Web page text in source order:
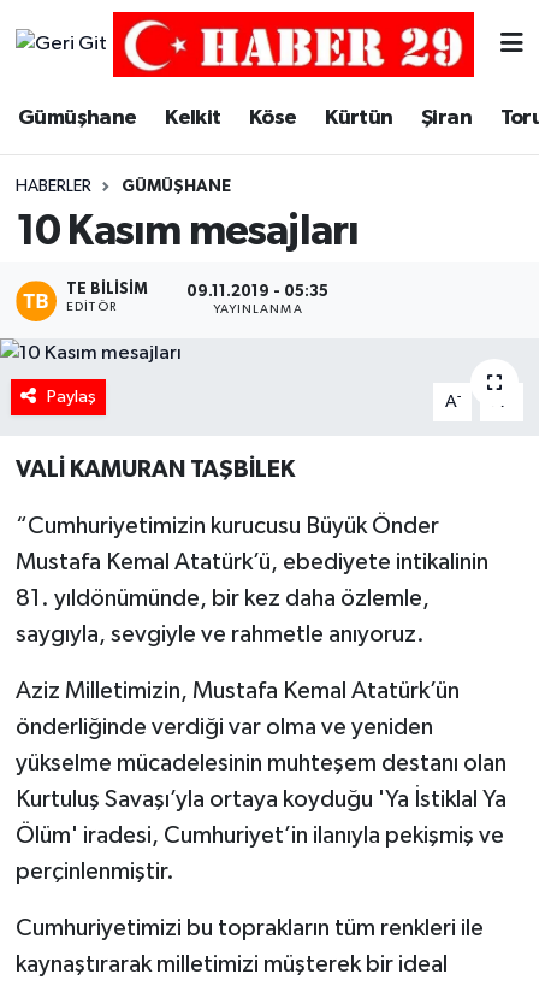
Gümüşhane Kelkit Köse Kürtün Şiran
HABERLER GÜMÜŞHANE
10 Kasım mesajları
TE BILISIM
EDITÖR
09.11.2019 - 05:35
YAYINLANMA
Paylaş A- A
VALİ KAMURAN TAŞBİLEK
“Cumhuriyetimizin kurucusu Büyük Önder
Mustafa Kemal Atatürk’ü, ebediyete intikalinin
81. yıldönümünde, bir kez daha özlemle,
saygıyla, sevgiyle ve rahmetle anıyoruz.
Aziz Milletimizin, Mustafa Kemal Atatürk’ün
önderliğinde verdiği var olma ve yeniden
yükselme mücadelesinin muhteşem destanı olan
Kurtuluş Savaşı’yla ortaya koyduğu 'Ya İstiklal Ya
Ölüm' iradesi, Cumhuriyet’in ilanıyla pekişmiş ve
perçinlenmiştir.
Cumhuriyetimizi bu toprakların tüm renkleri ile
kaynaştırarak milletimizi müşterek bir ideal
Merkez Trafik Yoğunluk Haritası
Süper Lig Puan Durumu ve Fikstür
Tüm Manşetler
Haber Arşivi